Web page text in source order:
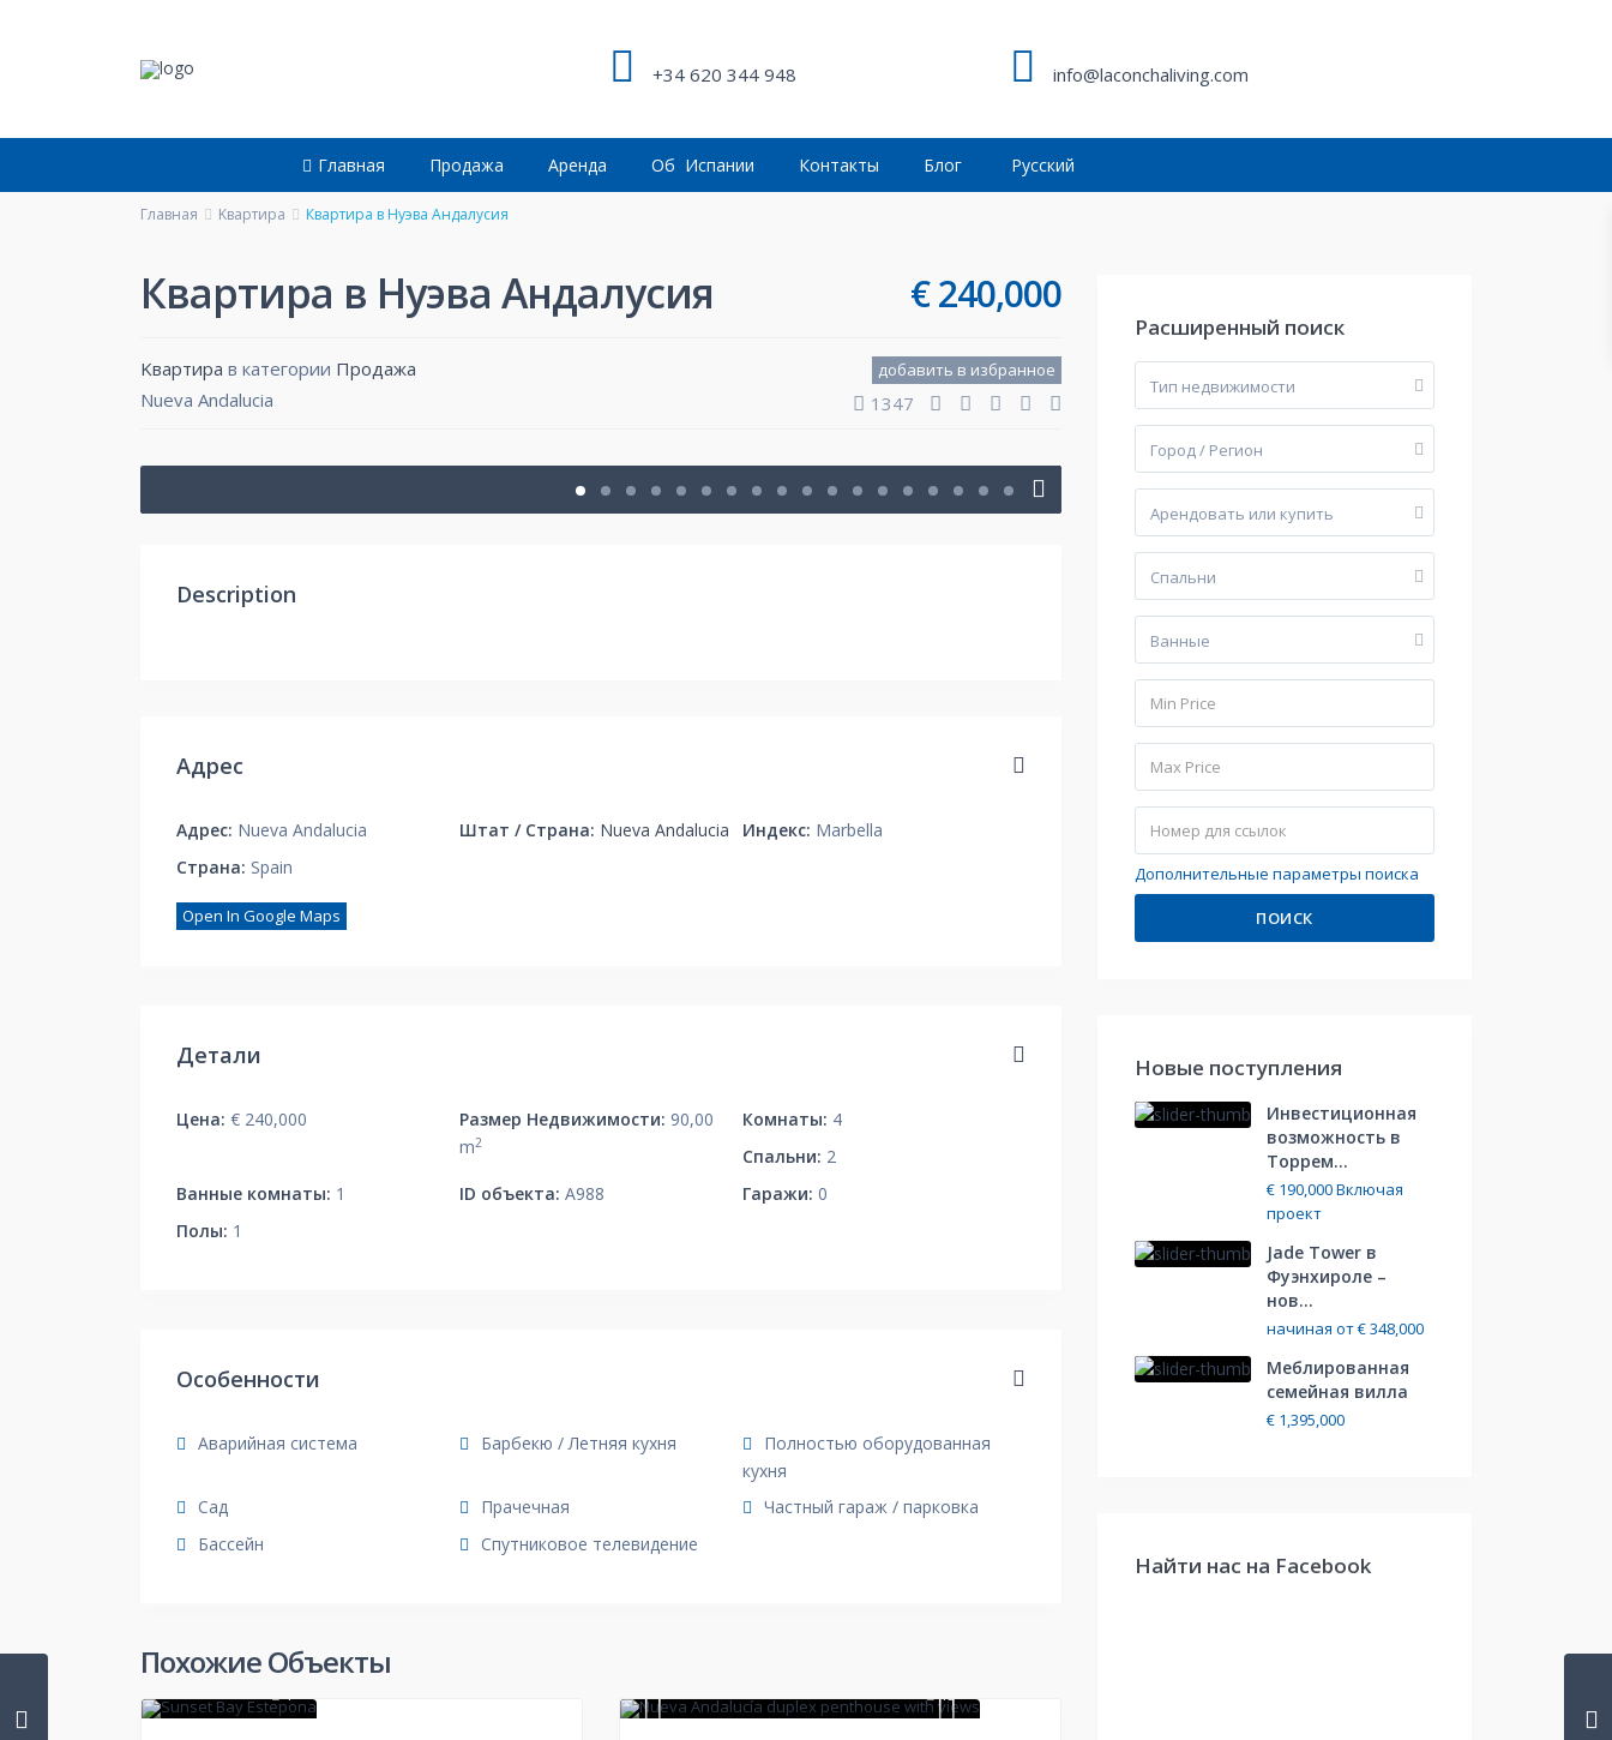
+34 620 344 948 info@laconchaliving.com
Главная Продажа Аренда Об Испании Контакты Блог Русский
Главная Kвартирa Квартира в Нуэва Андалусия
Квартира в Нуэва Андалусия € 240,000
Kвартирa в категории Продажа
Nueva Andalucia
добавить в избранное
1347
Description
Адрес
Адрес: Nueva Andalucia Штат / Страна: Nueva Andalucia Индекс: Marbella
Страна: Spain
Open In Google Maps
Детали
Цена: € 240,000 Размер Недвижимости: 90,00
m2
Комнаты: 4
Спальни: 2
Ванные комнаты: 1 ID объекта: A988 Гаражи: 0
Полы: 1
Особенности
Аварийная система Барбекю / Летняя кухня
Полностью оборудованная
кухня
Сад
Прачечная
Частный гараж / парковка
Бассейн
Спутниковое телевидение
Похожие Объекты
1 15
Расширенный поиск
Тип недвижимости
Город / Регион
Арендовать или купить
Cпальни
Bанные
Дополнительные параметры поиска
ПОИСК
Hовые поступления
Инвестиционная
возможность в
Торрем...
€ 190,000Включая
проект
Jade Tower в
Фуэнхироле –
нов...
начиная от€ 348,000
Меблированная
cемейная вилла
€ 1,395,000
Найти нас на Facebook